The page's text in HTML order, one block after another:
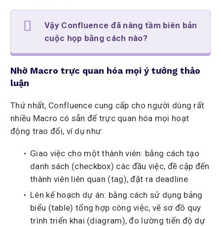
Vậy Confluence đã nâng tầm biên bản
cuộc họp bằng cách nào?
Nhờ Macro trực quan hóa mọi ý tưởng thảo
luận
Thứ nhất, Confluence cung cấp cho người dùng rất
nhiều Macro có sẵn để trực quan hóa mọi hoạt
động trao đổi, ví dụ như:
Giao việc cho một thành viên: bằng cách tạo
danh sách (checkbox) các đầu việc, đề cập đến
thành viên liên quan (tag), đặt ra deadline
Lên kế hoạch dự án: bằng cách sử dụng bảng
biểu (table) tổng hợp công việc, vẽ sơ đồ quy
trình triển khai (diagram), đo lường tiến độ dự